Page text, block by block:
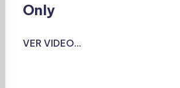
Only
VER VIDEO...